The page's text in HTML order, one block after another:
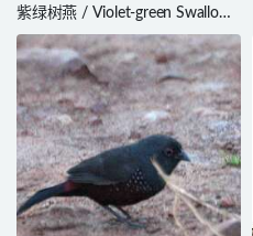
紫绿树燕 / Violet-green Swallow /
Tachycineta thalassina